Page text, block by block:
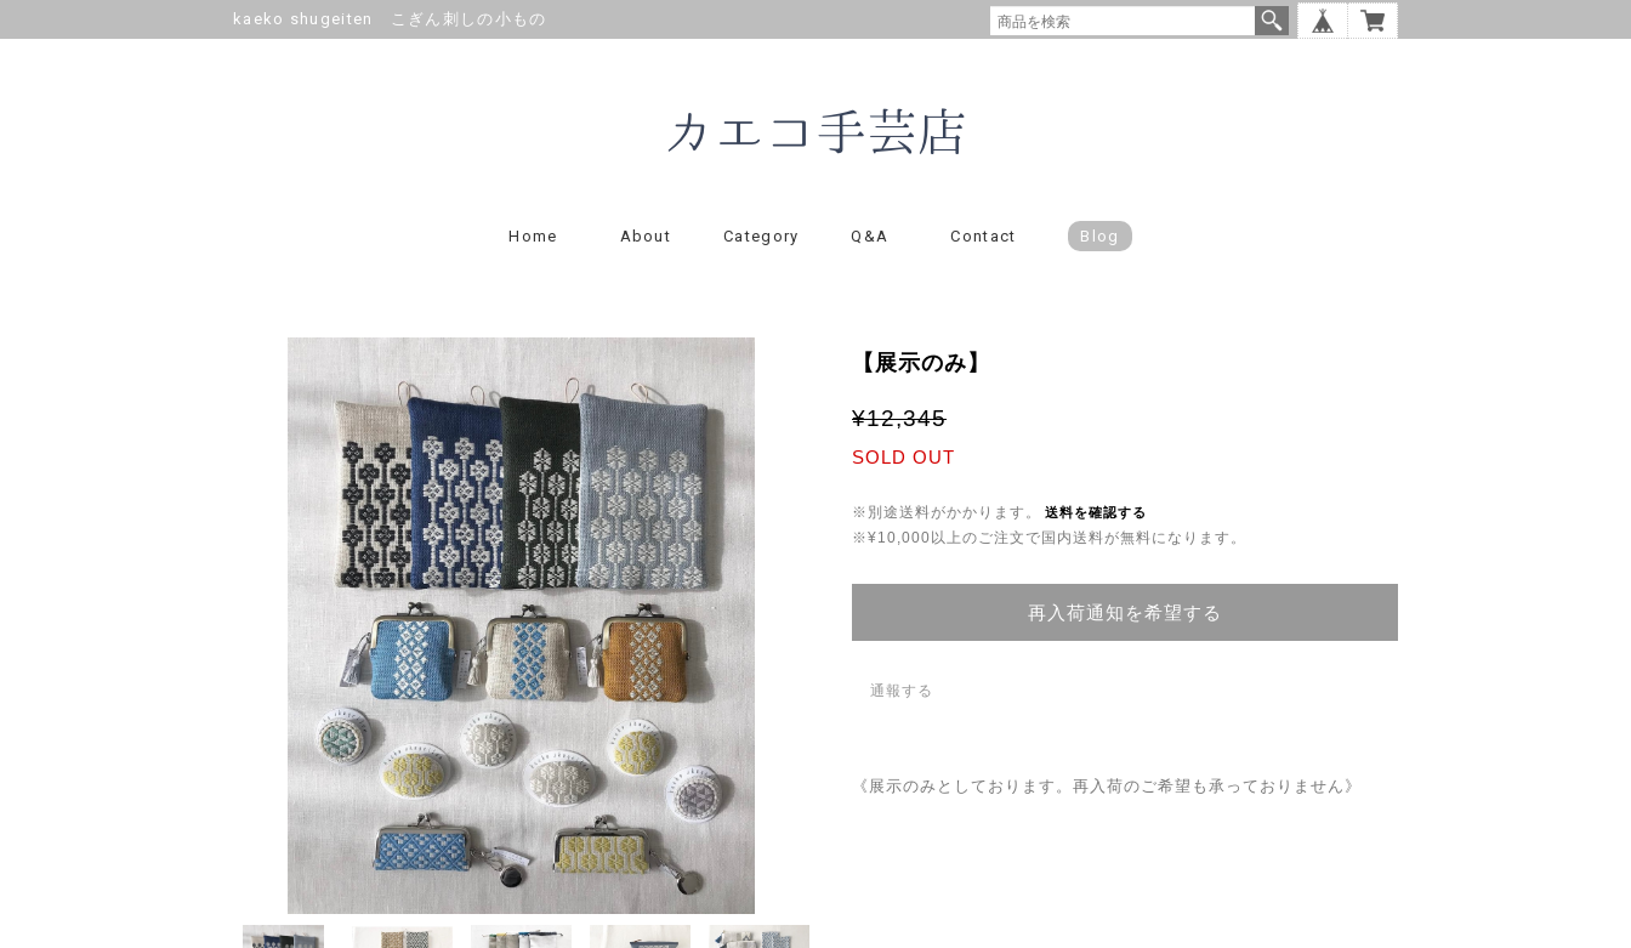
kaeko shugeiten こぎん刺しの小もの
Home About Category Q&A Contact Blog
【展示のみ】
¥12,345
SOLD OUT
※別途送料がかかります。 送料を確認する
※¥10,000以上のご注文で国内送料が無料になります。
再入荷通知を希望する
通報する
《展示のみとしております。再入荷のご希望も承っておりません》